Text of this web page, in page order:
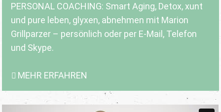
PERSONAL COACHING: Smart Aging, Detox, xunt
und pure leben, glyxen, abnehmen mit Marion
Grillparzer – persönlich oder per E-Mail, Telefon
und Skype.
MEHR ERFAHREN